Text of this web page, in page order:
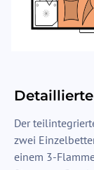
Der
zwei
einem 3-